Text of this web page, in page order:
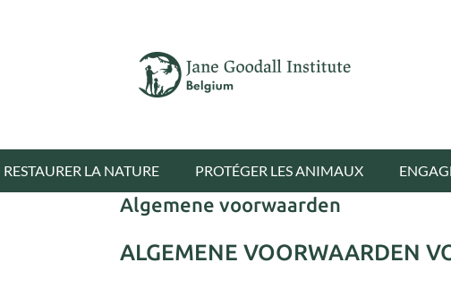
RESTAURER LA NATURE PROTÉGER LES ANIMAUX
Algemene voorwaarden
ALGEMENE VOORWAARDEN